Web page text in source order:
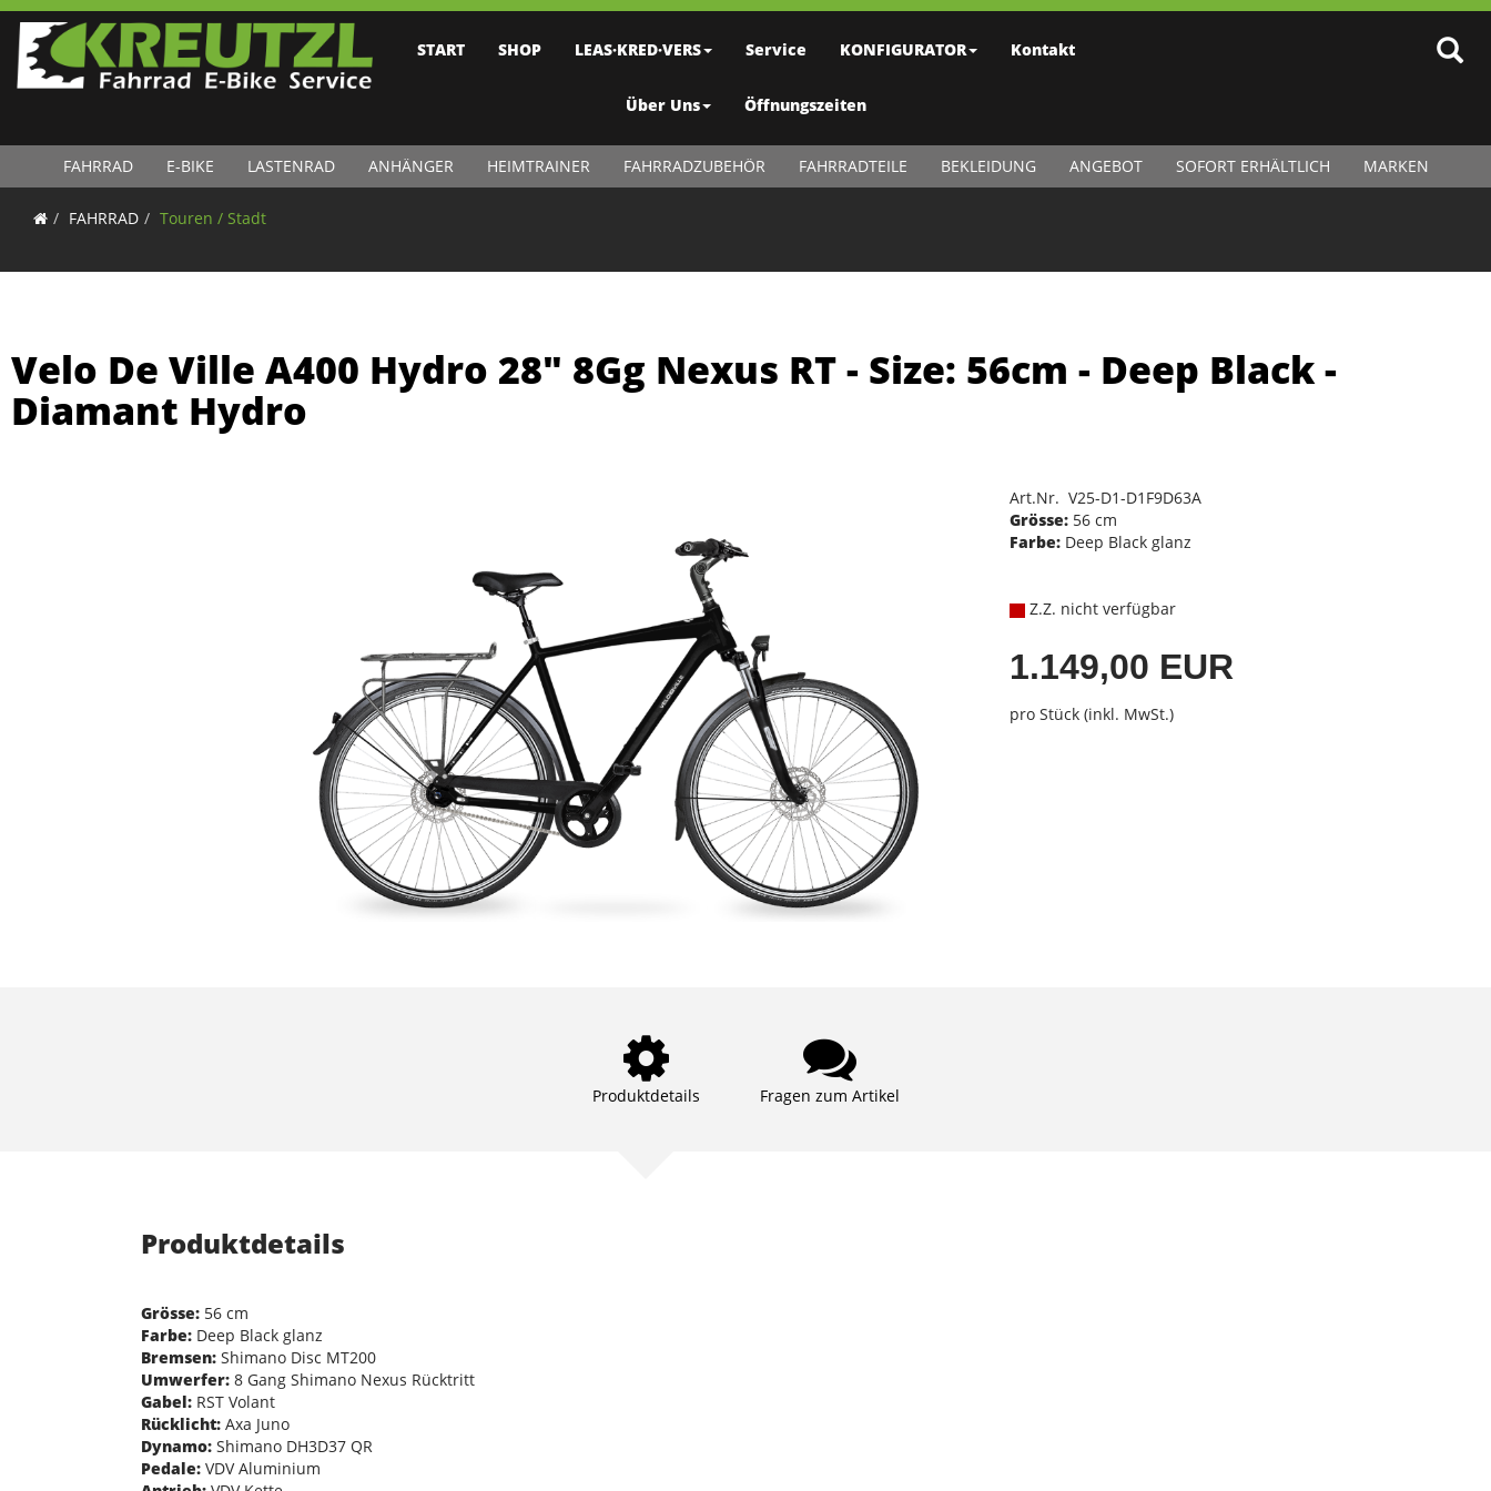
START SHOP LEAS·KRED·VERS Service KONFIGURATOR Kontakt
Über Uns Öffnungszeiten
FAHRRAD E-BIKE LASTENRAD ANHÄNGER HEIMTRAINER FAHRRADZUBEHÖR FAHRRADTEILE BEKLEIDUNG ANGEBOT SOFORT ERHÄLTLICH MARKEN
FAHRRAD Touren / Stadt
Velo De Ville A400 Hydro 28" 8Gg Nexus RT - Size: 56cm - Deep Black -
Diamant Hydro
Art.Nr. V25-D1-D1F9D63A
Grösse:56 cm
Farbe:Deep Black glanz
Z.Z. nicht verfügbar
1.149,00 EUR
pro Stück (inkl. MwSt.)
Produktdetails Fragen zum Artikel
Produktdetails
Grösse: 56 cm
Farbe: Deep Black glanz
Bremsen: Shimano Disc MT200
Umwerfer: 8 Gang Shimano Nexus Rücktritt
Gabel: RST Volant
Rücklicht: Axa Juno
Dynamo: Shimano DH3D37 QR
Pedale: VDV Aluminium